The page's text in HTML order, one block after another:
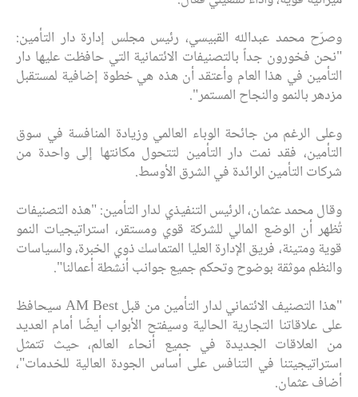
وصرّح محمد عبدالله القبيسي، رئيس مجلس إدارة دار التأمين:
"نحن فخورون جداً بالتصنيفات الائتمانية التي حافظت عليها دار
التأمين في هذا العام وأعتقد أن هذه هي خطوة إضافية لمستقبل
مزدهر بالنمو والنجاح المستمر".
وعلى الرغم من جائحة الوباء العالمي وزيادة المنافسة في سوق
التأمين، فقد نمت دار التأمين لتتحول مكانتها إلى واحدة من
شركات التأمين الرائدة في الشرق الأوسط.
وقال محمد عثمان، الرئيس التنفيذي لدار التأمين: "هذه التصنيفات
تُظهر أن الوضع المالي للشركة قوي ومستقر، استراتيجيات النمو
قوية ومتينة، فريق الإدارة العليا المتماسك ذوي الخبرة، والسياسات
والنظم موثقة بوضوح وتحكم جميع جوانب أنشطة أعمالنا".
"هذا التصنيف الائتماني لدار التأمين من قبل AM Best
سيحافظ
على علاقاتنا التجارية الحالية وسيفتح الأبواب أيضًا أمام العديد
من العلاقات الجديدة في جميع أنحاء العالم، حيث تتمثل
استراتيجيتنا في التنافس على أساس الجودة العالية للخدمات"،
أضاف عثمان.